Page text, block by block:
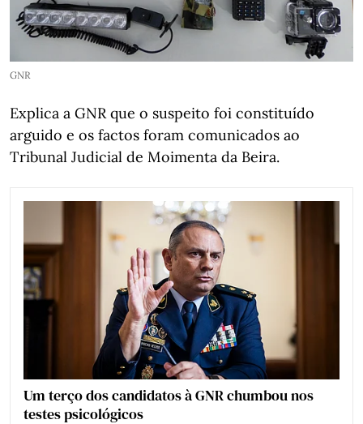
GNR
Explica a GNR que o suspeito foi constituído
arguido e os factos foram comunicados ao
Tribunal Judicial de Moimenta da Beira.
Um terço dos candidatos à GNR chumbou nos
testes psicológicos